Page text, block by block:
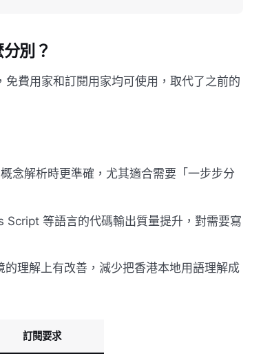
別？
費用家和訂閱用家均可使用，取代了之前的
念解析時更準確，尤其適合需要「一步步分
等語言的代碼輸出質量提升，對需要寫
理解上有改善，減少把香港本地用語理解成
訂閱要求